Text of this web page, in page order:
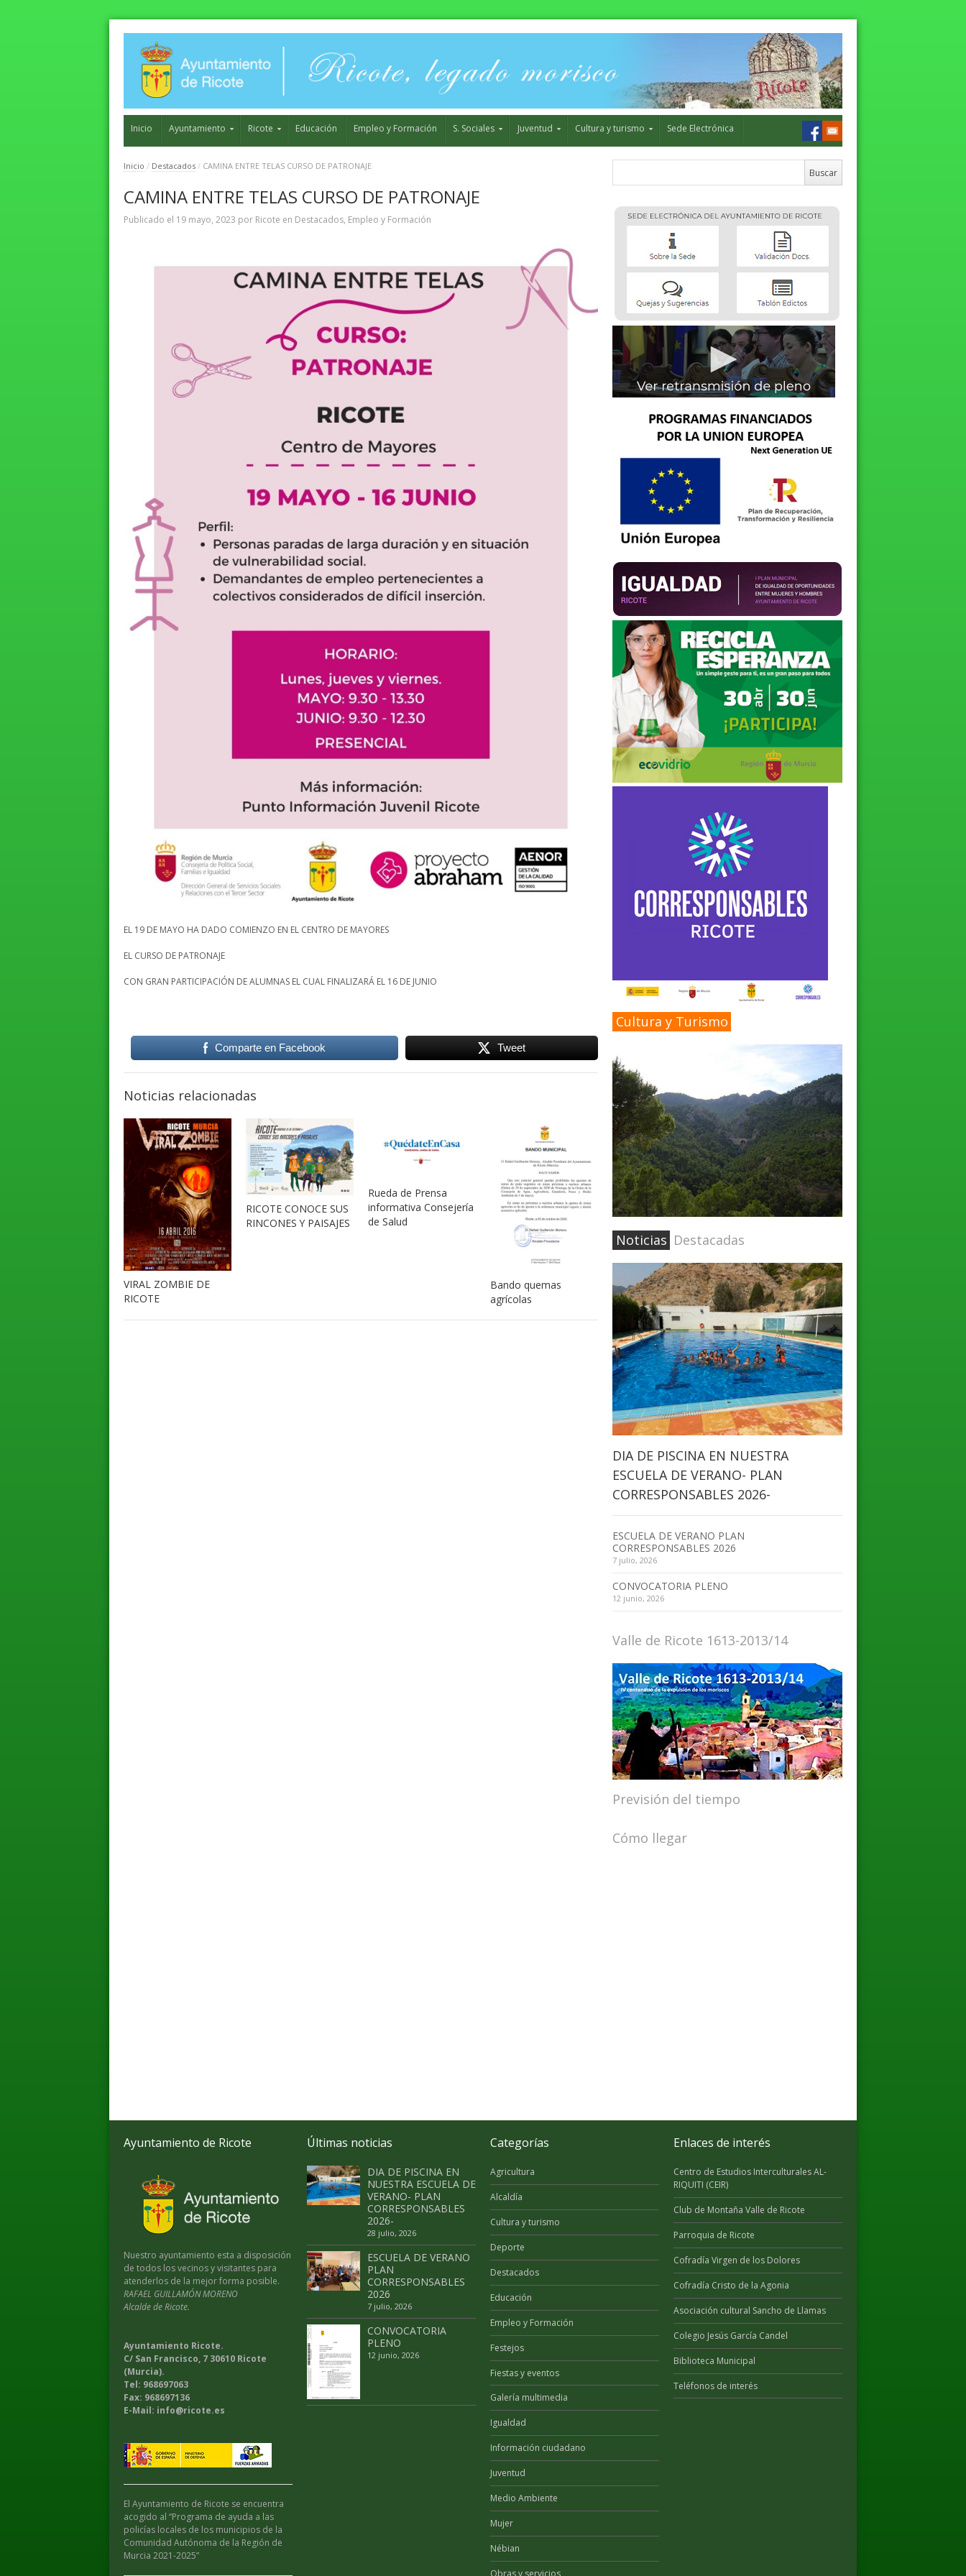
Inicio Ayuntamiento Ricote Educación Empleo y Formación S. Sociales Juventud Cultura y turismo Sede Electrónica
Inicio / Destacados / CAMINA ENTRE TELAS CURSO DE PATRONAJE
CAMINA ENTRE TELAS CURSO DE PATRONAJE
Publicado el 19 mayo, 2023 por Ricote en Destacados, Empleo y Formación
EL 19 DE MAYO HA DADO COMIENZO EN EL CENTRO DE MAYORES
EL CURSO DE PATRONAJE
CON GRAN PARTICIPACIÓN DE ALUMNAS EL CUAL FINALIZARÁ EL 16 DE JUNIO
Comparte en Facebook Tweet
Noticias relacionadas
VIRAL ZOMBIE DE
RICOTE
RICOTE CONOCE SUS
RINCONES Y PAISAJES
Rueda de Prensa
informativa Consejería
de Salud
Bando quemas
agrícolas
Cultura y Turismo
Noticias Destacadas
DIA DE PISCINA EN NUESTRA
ESCUELA DE VERANO- PLAN
CORRESPONSABLES 2026-
ESCUELA DE VERANO PLAN
CORRESPONSABLES 2026
7 julio, 2026
CONVOCATORIA PLENO
12 junio, 2026
Valle de Ricote 1613-2013/14
Previsión del tiempo
Cómo llegar
Ayuntamiento de Ricote
Nuestro ayuntamiento esta a disposición
de todos los vecinos y visitantes para
atenderlos de la mejor forma posible.
RAFAEL GUILLAMÓN MORENO
Alcalde de Ricote.
Ayuntamiento Ricote.
C/ San Francisco, 7 30610 Ricote
(Murcia).
Tel: 968697063
Fax: 968697136
E-Mail: info@ricote.es
El Ayuntamiento de Ricote se encuentra
acogido al “Programa de ayuda a las
policías locales de los municipios de la
Comunidad Autónoma de la Región de
Murcia 2021-2025”
Últimas noticias
DIA DE PISCINA EN
NUESTRA ESCUELA DE
VERANO- PLAN
CORRESPONSABLES
2026-
28 julio, 2026
ESCUELA DE VERANO
PLAN
CORRESPONSABLES
2026
7 julio, 2026
CONVOCATORIA
PLENO
12 junio, 2026
Categorías
Agricultura
Alcaldía
Cultura y turismo
Deporte
Destacados
Educación
Empleo y Formación
Festejos
Fiestas y eventos
Galería multimedia
Igualdad
Información ciudadano
Juventud
Medio Ambiente
Mujer
Nébian
Enlaces de interés
Centro de Estudios Interculturales AL-
RIQUITI (CEIR)
Club de Montaña Valle de Ricote
Parroquia de Ricote
Cofradía Virgen de los Dolores
Cofradía Cristo de la Agonia
Asociación cultural Sancho de Llamas
Colegio Jesús García Candel
Biblioteca Municipal
Teléfonos de interés